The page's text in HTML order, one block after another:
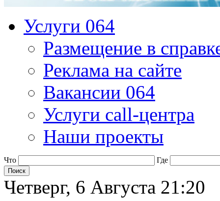
Услуги 064
Размещение в
Реклама на сайте
Вакансии 064
Услуги call-центра
Наши проекты
Что Где
Четверг, 6 Августа 21:20